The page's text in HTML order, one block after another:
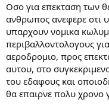
Οσο για επεκταση των
ανθρωπος ανεφερε οτι
υπαρχουν νομικα
περιβαλλοντολογους
αεροδρομιο, προς
αυτου, στο
του εδαφους και
θα επαιρνε πολυ χρονο